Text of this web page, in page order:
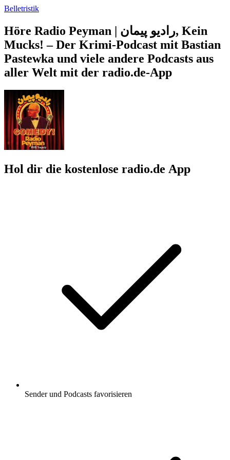
Belletristik
Höre Radio Peyman | رادیو پیمان, Kein
Mucks! – Der Krimi-Podcast mit Bastian
Pastewka und viele andere Podcasts aus
aller Welt mit der radio.de-App
Hol dir die kostenlose radio.de App
Sender und Podcasts favorisieren